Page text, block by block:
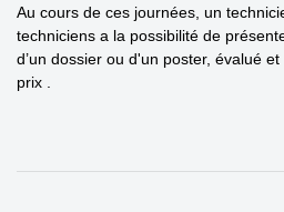
Au cours de ces journées, un
techniciens a la possibilité de
d’un dossier ou d'un poster, évalué
prix .